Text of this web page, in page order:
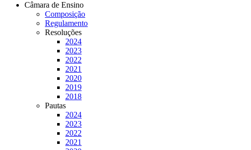
Câmara de Ensino
Composição
Regulamento
Resoluções
2024
2023
2022
2021
2020
2019
2018
Pautas
2024
2023
2022
2021